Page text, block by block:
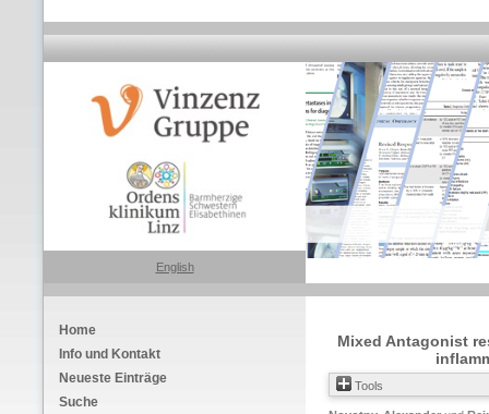
English
Home
Info und Kontakt
Neueste Einträge
Suche
Mixed Antagonist
Tools